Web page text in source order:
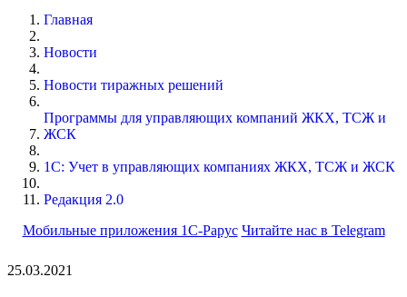
Главная
Новости
Новости тиражных решений
Программы для управляющих компаний ЖКХ, ТСЖ и
ЖСК
1С: Учет в управляющих компаниях ЖКХ, ТСЖ и ЖСК
Редакция 2.0
Мобильные приложения 1С-Рарус Читайте нас в Telegram
25.03.2021